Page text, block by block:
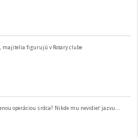
majitelia figurujú v Rotary clube
operáciou srdca? Nikde mu nevidieť jazvu…